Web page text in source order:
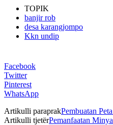
TOPIK
banjir rob
desa karangjompo
Kkn undip
Facebook
Twitter
Pinterest
WhatsApp
Artikulli paraprakPembuatan
Artikulli tjetërPemanfaatan